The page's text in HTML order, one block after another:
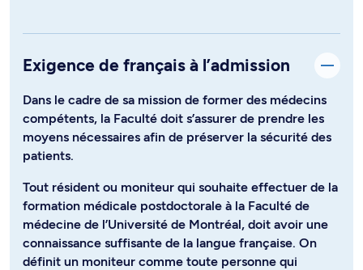
Exigence de français à l’admission
Dans le cadre de sa mission de former des médecins
compétents, la Faculté doit s’assurer de prendre les
moyens nécessaires afin de préserver la sécurité des
patients.
Tout résident ou moniteur qui souhaite effectuer de la
formation médicale postdoctorale à la Faculté de
médecine de l’Université de Montréal, doit avoir une
connaissance suffisante de la langue française. On
définit un moniteur comme toute personne qui